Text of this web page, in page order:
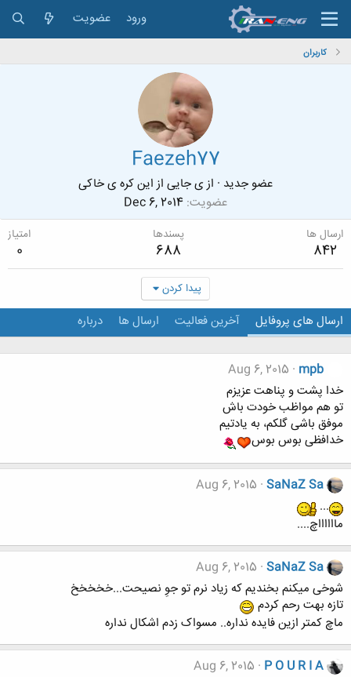
ورود عضویت
کاربران
Faezeh77
عضو جدید · ازی جایی از این کره ی خاکی
عضویت Dec 6, 2014
ارسال ها
842
پسندها
688
امتیاز
0
پیدا کردن
ارسال های پروفایل آخرین فعالیت ارسال ها درباره
mpb
Aug 6, 2015
خدا پشت و پناهت عزیزم
تو هم مواظب خودت باش
موفق باشی گلکم، به یادتیم
خدافظی بوس بوس
SaNaZ Sa
Aug 6, 2015
...
مااااااچ....
SaNaZ Sa
Aug 6, 2015
شوخی میکنم بخندیم که زیاد نرم تو جوِ نصیحت...خخخخخ
تازه بهت رحم کردم
ماچ کمتر ازین فایده نداره.. مسواک زدم اشکال نداره
P O U R I A
Aug 6, 2015